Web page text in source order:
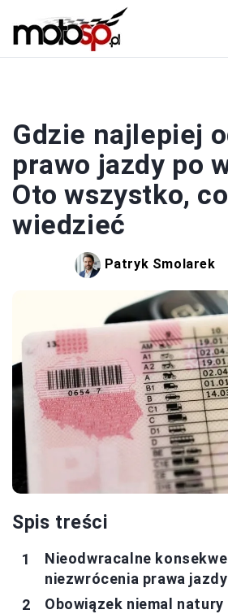
Gdzie najlepiej
prawo jazdy po
Oto wszystko,
wiedzieć
Patryk Smolarek
Spis treści
Nieodwracalne
niezwrócenia prawa jazdy
Obowiązek niemal natury